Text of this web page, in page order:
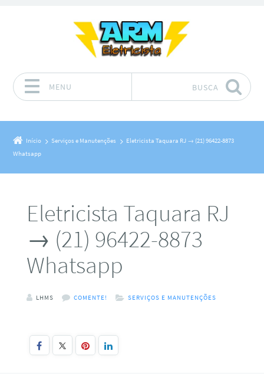
MENU BUSCA
Início Serviços e Manutenções
Eletricista Taquara RJ → (21) 96422-8873
Whatsapp
Eletricista Taquara RJ
→ (21) 96422-8873
Whatsapp
LHMS COMENTE! SERVIÇOS E MANUTENÇÕES